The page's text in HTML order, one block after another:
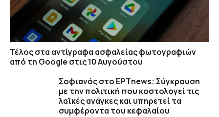
Τέλος στα αντίγραφα ασφαλείας φωτογραφιών
από τη Google στις 10 Αυγούστου
Σοφιανός στο ΕΡΤnews: Σύγκρουση
με την πολιτική που κοστολογεί τις
λαϊκές ανάγκες και υπηρετεί τα
συμφέροντα του κεφαλαίου